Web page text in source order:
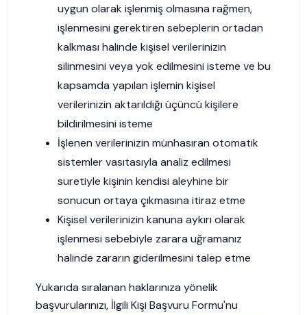
uygun olarak işlenmiş olmasına rağmen,
işlenmesini gerektiren sebeplerin ortadan
kalkması halinde kişisel verilerinizin
silinmesini veya yok edilmesini isteme ve bu
kapsamda yapılan işlemin kişisel
verilerinizin aktarıldığı üçüncü kişilere
bildirilmesini isteme
İşlenen verilerinizin münhasıran otomatik
sistemler vasıtasıyla analiz edilmesi
suretiyle kişinin kendisi aleyhine bir
sonucun ortaya çıkmasına itiraz etme
Kişisel verilerinizin kanuna aykırı olarak
işlenmesi sebebiyle zarara uğramanız
halinde zararın giderilmesini talep etme
Yukarıda sıralanan haklarınıza yönelik
başvurularınızı, İlgili Kişi Başvuru Formu'nu